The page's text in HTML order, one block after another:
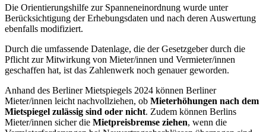
Die Orientierungshilfe zur Spanneneinordnung wurde unter
Berücksichtigung der Erhebungsdaten und nach deren Auswertung
ebenfalls modifiziert.
Durch die umfassende Datenlage, die der Gesetzgeber durch die
Pflicht zur Mitwirkung von Mieter/innen und Vermieter/innen
geschaffen hat, ist das Zahlenwerk noch genauer geworden.
Anhand des Berliner Mietspiegels 2024 können Berliner
Mieter/innen leicht nachvollziehen, ob Mieterhöhungen nach dem
Mietspiegel zulässig sind oder nicht. Zudem können Berlins
Mieter/innen sicher die Mietpreisbremse ziehen, wenn die